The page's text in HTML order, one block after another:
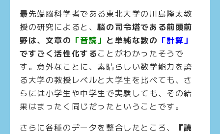
最先端脳科学者である東北大学の川島隆太教
授の研究によると、脳の司令塔である前頭前
野は、文章の 「音読」 と単純な数の 「計算」
ですごく活性化することがわかったそうで
す。意外なことに、素晴らしい数学能力を誇
る大学の教授レベルと大学生を比べても、さ
らには小学生や中学生で実験しても、その結
果はまったく同じだったということです。
さらに各種のデータを整合したところ、
『読